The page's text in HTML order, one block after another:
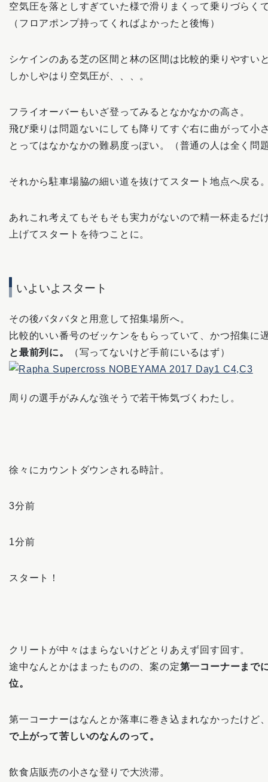
空気圧を落としすぎていた様で滑りまくって乗りづらく
（フロアポンプ持ってくればよかったと後悔）
シケインのある芝の区間と林の区間は比較的乗りやすい
しかしやはり空気圧が、、、。
フライオーバーもいざ登ってみるとなかなかの高さ。
飛び乗りは問題ないにしても降りてすぐ右に曲がって小
とってはなかなかの難易度っぽい。（普通の人は全く問
それから駐車場脇の細い道を抜けてスタート地点へ戻る
あれこれ考えてもそもそも実力がないので精一杯走るだ
上げてスタートを待つことに。
いよいよスタート
その後バタバタと用意して招集場所へ。
比較的いい番号のゼッケンをもらっていて、かつ招集に
と最前列に。
（写ってないけど手前にいるはず）
周りの選手がみんな強そうで若干怖気づくわたし。
徐々にカウントダウンされる時計。
3分前
1分前
スタート！
クリートが中々はまらないけどとりあえず回す回す。
途中なんとかはまったものの、案の定第一コーナーまで
位。
第一コーナーはなんとか落車に巻き込まれなかったけど
で上がって苦しいのなんのって。
飲食店販売の小さな登りで大渋滞。